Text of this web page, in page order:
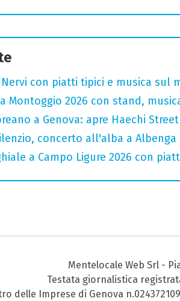
Nervi con piatti tipici e musica sul
Montoggio 2026 con stand,
a Genova: apre Haechi
concerto all'alba a Albenga
a Campo Ligure 2026 con
Mentelocale Web Srl -
Testata giornalistica
delle Imprese di Genova